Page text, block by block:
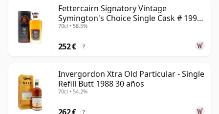
Fettercairn Signatory Vintage
Symington's Choice Single Cask # 1995
30 años
70cl • 58.5%
252 € ?
Invergordon Xtra Old Particular - Single
Refill Butt 1988 30 años
70cl • 54.2%
?